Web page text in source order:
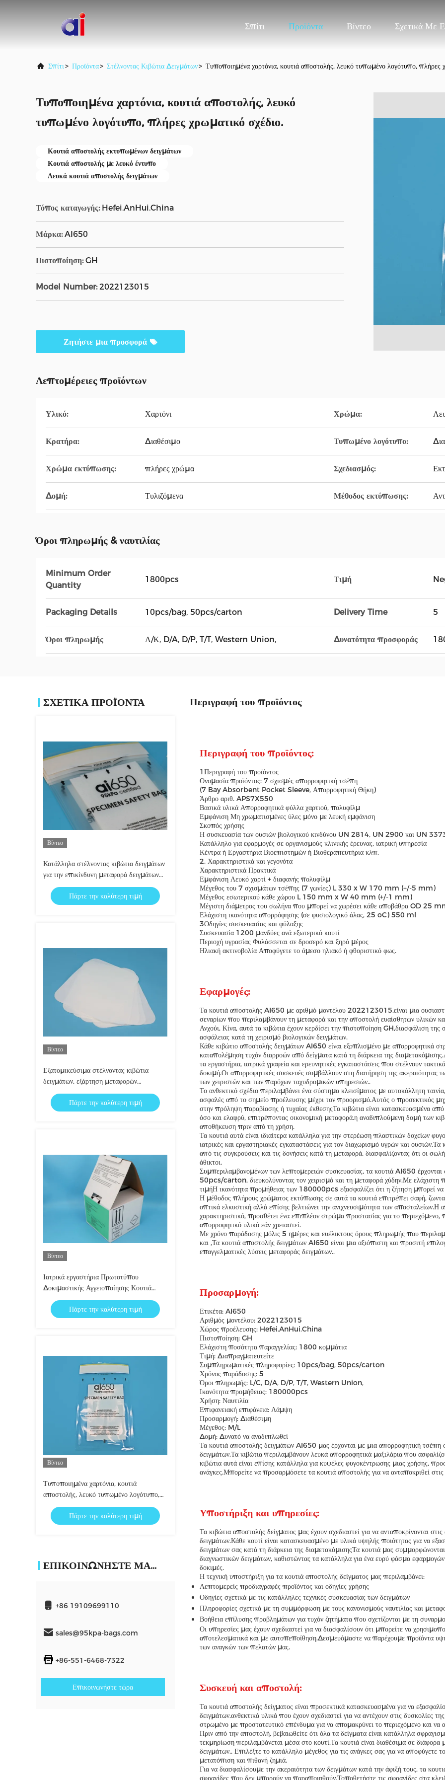
Σπίτι Προϊόντα Βίντεο Σχετικά Με
Σπίτι> Προϊόντα> Στέλνοντας Κιβώτια Δειγμάτων> Τυποποιημένα χαρτόνια, κουτιά αποστολής, λευκό τυπωμένο λογότυπο, πλήρες
Τυποποιημένα χαρτόνια, κουτιά αποστολής, λευκό
τυπωμένο λογότυπο, πλήρες χρωματικό σχέδιο.
Κουτιά αποστολής εκτυπωμένων δειγμάτων
Κουτιά αποστολής με λευκό έντυπο
Λευκά κουτιά αποστολής δειγμάτων
Τόπος καταγωγής: Hefei.AnHui.China
Μάρκα: AI650
Πιστοποίηση: GH
Model Number: 2022123015
Ζητήστε μια προσφορά
Λεπτομέρειες προϊόντων
Υλικό: Χαρτόνι Χρώμα:
Κρατήρα: Διαθέσιμο Τυπωμένο λογότυπο:
Χρώμα εκτύπωσης: πλήρες χρώμα Σχεδιασμός:
Δομή: Τυλιζόμενα Μέθοδος εκτύπωσης:
Όροι πληρωμής & ναυτιλίας
Minimum Order
Quantity
1800pcs Τιμή
Packaging Details 10pcs/bag, 50pcs/carton Delivery Time 5
Όροι πληρωμής Λ/Κ, D/A, D/P, T/T, Western Union, Δυνατότητα προσφοράς
ΣΧΕΤΙΚΑ ΠΡΟΪΟΝΤΑ
Βίντεο
Κατάλληλα στέλνοντας κιβώτια δειγμάτων
για την επικίνδυνη μεταφορά δειγμάτων
αγαθών
Πάρτε την καλύτερη τιμή
Βίντεο
Εξατομικεύσιμα στέλνοντας κιβώτια
δειγμάτων, εξάρτηση μεταφορών
δειγμάτων με τις τσάντες 95kPa
Πάρτε την καλύτερη τιμή
Βίντεο
Ιατρικά εργαστήρια Πρωτοτύπου
Δοκιμαστικής Αγγειοποίησης Κουτιά
αποστολής / Ειδικό κουτί παραλαβής για
μεταφοράΠάρτε την καλύτερη τιμή
Βίντεο
Τυποποιημένα χαρτόνια, κουτιά
αποστολής, λευκό τυπωμένο λογότυπο,
πλήρες χρωματικό σχέδιο.
Πάρτε την καλύτερη τιμή
ΕΠΙΚΟΙΝΩΝΉΣΤΕ ΜΑΖΊ ΜΑΣ
+86 19109699110
sales@95kpa-bags.com
+86-551-6468-7322
Επικοινωνήστε τώρα
Περιγραφή του προϊόντος
Περιγραφή του προϊόντος:
1Περιγραφή του προϊόντος
Ονομασία προϊόντος: 7 σχισμές απορροφητική τσέπη
(7 Bay Absorbent Pocket Sleeve, Απορροφητική Θήκη)
Άρθρο αριθ. APS7X550
Βασικά υλικά Απορροφητικά φύλλα χαρτιού, πολυφίλμ
Εμφάνιση Μη χρωματισμένες ύλες μόνο με λευκή εμφάνιση
Σκοπός χρήσης
Η συσκευασία των ουσιών βιολογικού κινδύνου UN 2814, UN 2900 και UN
Κατάλληλο για εφαρμογές σε οργανισμούς κλινικής έρευνας, ιατρική υπηρεσία
Κέντρα ή Εργαστήρια Βιοεπιστημών ή Βιοθεραπευτήρια κλπ.
2. Χαρακτηριστικά και γεγονότα
Χαρακτηριστικά Πρακτικά
Εμφάνιση Λευκό χαρτί + διαφανής πολυφίλμ
Μέγεθος του 7 σχισμάτων τσέπης (7 γωνίες) L 330 x W 170 mm (+/-5 mm)
Μέγεθος εσωτερικού κάθε χώρου L 150 mm x W 40 mm (+/-1 mm)
Μέγιστη διάμετρος του σωλήνα που μπορεί να χωρέσει κάθε αποβάθρα OD 25
Ελάχιστη ικανότητα απορρόφησης (σε φυσιολογικό άλας, 25 oC) 550 ml
3Οδηγίες συσκευασίας και φύλαξης
Συσκευασία 1200 μανδύες ανά εξωτερικό κουτί
Περιοχή υγρασίας Φυλάσσεται σε δροσερό και ξηρό μέρος
Ηλιακή ακτινοβολία Αποφύγετε το άμεσο ηλιακό ή φθοριστικό φως.
Εφαρμογές:
Τα κουτιά αποστολής AI650 με αριθμό μοντέλου 2022123015,είναι μια
σεναρίων που περιλαμβάνουν τη μεταφορά και την αποστολή ευαίσθητων υλικών
Ανχούι, Κίνα, αυτά τα κιβώτια έχουν κερδίσει την πιστοποίηση GH,διασφάλιση
ασφάλειας κατά τη χειρισμό βιολογικών δειγμάτων.
Κάθε κιβώτιο αποστολής δειγμάτων AI650 είναι εξοπλισμένο με απορροφητικά
καταπολέμηση τυχόν διαρροών από δείγματα κατά τη διάρκεια της
τα εργαστήρια, ιατρικά γραφεία και ερευνητικές εγκαταστάσεις που στέλνουν
δοκιμή.Οι απορροφητικές συσκευές συμβάλλουν στη διατήρηση της ακεραιότητας
των χειριστών και των παρόχων ταχυδρομικών υπηρεσιών..
Το ανθεκτικό σχέδιο περιλαμβάνει ένα σύστημα κλεισίματος με αυτοκόλλητη
ασφαλές από το σημείο προέλευσης μέχρι τον προορισμό.Αυτός ο προσεκτικός
στην πρόληψη παραβίασης ή τυχαίας έκθεσηςΤα κιβώτια είναι κατασκευασμένα
όσο και ελαφρύ, επιτρέποντας οικονομική μεταφορά.η αναδιπλούμενη δομή των
αποθήκευση πριν από τη χρήση.
Τα κουτιά αυτά είναι ιδιαίτερα κατάλληλα για την στερέωση πλαστικών δοχείων
ιατρικές και εργαστηριακές εγκαταστάσεις για τον διαχωρισμό υγρών και
από τις συγκρούσεις και τις δονήσεις κατά τη μεταφορά, διασφαλίζοντας ότι οι
άθικτοι.
Συμπεριλαμβανομένων των λεπτομερειών συσκευασίας, τα κουτιά AI650
50pcs/carton, διευκολύνοντας τον χειρισμό και τη μεταφορά χύδην.Με ελάχιστη
τιμήΗ ικανότητα προμήθειας των 180000pcs εξασφαλίζει ότι η ζήτηση μπορεί να
Η μέθοδος πλήρους χρώματος εκτύπωσης σε αυτά τα κουτιά επιτρέπει σαφή,
οπτικά ελκυστική αλλά επίσης βελτιώνει την ανιχνευσιμότητα των
χαρακτηριστικό, προσθέτει ένα επιπλέον στρώμα προστασίας για το
απορροφητικό υλικό εάν χρειαστεί.
Με χρόνο παράδοσης μόλις 5 ημέρες και ευέλικτους όρους πληρωμής που
και ,Τα κουτιά αποστολής δειγμάτων AI650 είναι μια αξιόπιστη και προσιτή
επαγγελματικές λύσεις μεταφοράς δειγμάτων..
Προσαρμογή:
Ετικέτα: AI650
Αριθμός μοντέλου: 2022123015
Χώρος προέλευσης: Hefei.AnHui.China
Πιστοποίηση: GH
Ελάχιστη ποσότητα παραγγελίας: 1800 κομμάτια
Τιμή: Διαπραγματευτείτε
Συμπληρωματικές πληροφορίες: 10pcs/bag, 50pcs/carton
Χρόνος παράδοσης: 5
Όροι πληρωμής: L/C, D/A, D/P, T/T, Western Union,
Ικανότητα προμήθειας: 180000pcs
Χρήση: Ναυτιλία
Επιφανειακή επιφάνεια: Λάμψη
Προσαρμογή: Διαθέσιμη
Μέγεθος: M/L
Δομή: Δυνατό να αναδιπλωθεί
Τα κουτιά αποστολής δειγμάτων AI650 μας έρχονται με μια απορροφητική τσέπη
δειγμάτων.Τα κιβώτια περιλαμβάνουν λευκά απορροφητικά μαξιλάρια που
κιβώτια αυτά είναι επίσης κατάλληλα για κυψέλες φυγοκέντρωσης μιας χρήσης,
ανάγκες.Μπορείτε να προσαρμόσετε τα κουτιά αποστολής για να ανταποκριθεί στις
Υποστήριξη και υπηρεσίες:
Τα κιβώτια αποστολής δείγματος μας έχουν σχεδιαστεί για να ανταποκρίνονται
δειγμάτων.Κάθε κουτί είναι κατασκευασμένο με υλικά υψηλής ποιότητας για να
δειγμάτων σας κατά τη διάρκεια της διαμετακόμισηςΤα κουτιά μας
διαγνωστικών δειγμάτων, καθιστώντας τα κατάλληλα για ένα ευρύ φάσμα εφαρμογών
δοκιμές.
Η τεχνική υποστήριξη για τα κουτιά αποστολής δείγματος μας περιλαμβάνει:
Λεπτομερείς προδιαγραφές προϊόντος και οδηγίες χρήσης
Οδηγίες σχετικά με τις κατάλληλες τεχνικές συσκευασίας των δειγμάτων
Πληροφορίες σχετικά με τη συμμόρφωση με τους κανονισμούς ναυτιλίας και
Βοήθεια επίλυσης προβλημάτων για τυχόν ζητήματα που σχετίζονται με τη
Οι υπηρεσίες μας έχουν σχεδιαστεί για να διασφαλίσουν ότι μπορείτε να
αποτελεσματικά και με αυτοπεποίθηση.Δεσμευόμαστε να παρέχουμε προϊόντα
των αναγκών των πελατών μας.
Συσκευή και αποστολή:
Τα κουτιά αποστολής δείγματος είναι προσεκτικά κατασκευασμένα για να
δειγμάτων.ανθεκτικά υλικά που έχουν σχεδιαστεί για να αντέχουν στις δυσκολίες
στρωμένο με προστατευτικό επένδυμα για να απομακρύνει το περιεχόμενο και να
Πριν από την αποστολή, βεβαιωθείτε ότι όλα τα δείγματα είναι κατάλληλα
τεκμηρίωση περιλαμβάνεται μέσα στο κουτί.Τα κουτιά είναι διαθέσιμα σε διάφορα
δειγμάτων.. Επιλέξτε το κατάλληλο μέγεθος για τις ανάγκες σας για να
μετατόπιση και πιθανή ζημιά.
Για να διασφαλίσουμε την ακεραιότητα των δειγμάτων κατά την άφιξή τους, τα
σφραγίδες που δεν μπορούν να παραποιηθούν.Τοποθετήστε τις σφραγίδες στα